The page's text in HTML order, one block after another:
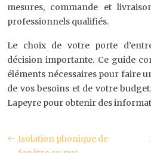
mesures, commande et
professionnels qualifiés.
Le choix de votre porte
décision importante. Ce guide
éléments nécessaires pour faire
de vos besoins et de votre
Lapeyre pour obtenir des
Isolation phonique de